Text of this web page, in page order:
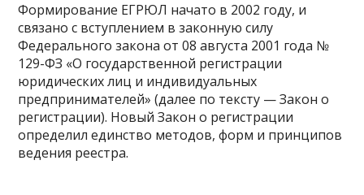
Формирование ЕГРЮЛ начато в 2002 году, и
связано с вступлением в законную силу
Федерального закона от 08 августа 2001 года №
129-ФЗ «О государственной регистрации
юридических лиц и индивидуальных
предпринимателей» (далее по тексту — Закон о
регистрации). Новый Закон о регистрации
определил единство методов, форм и принципов
ведения реестра.